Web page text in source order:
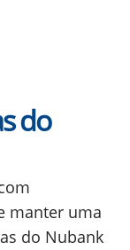
do
manter uma
do Nubank